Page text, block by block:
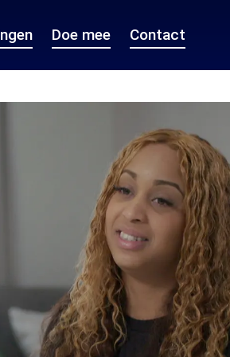
Doe mee Contact